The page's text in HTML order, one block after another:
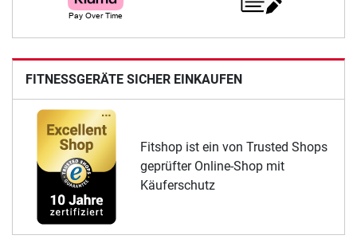
FITNESSGERÄTE SICHER EINKAUFEN
Fitshop ist ein von Trusted Shops
geprüfter Online-Shop mit
Käuferschutz